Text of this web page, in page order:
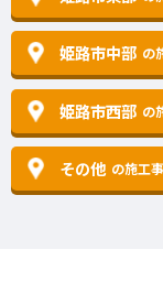
姫路市中部 の
姫路市西部 の
その他 の施工